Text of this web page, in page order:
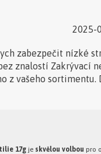
2025-
zabezpečit nízké
znalostí Zakrývací
z vašeho sortimentu.
17g je skvělou volbou pro